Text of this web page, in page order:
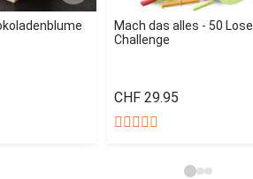
Mach das alles - 50 Lose
Challenge
CHF 29.95